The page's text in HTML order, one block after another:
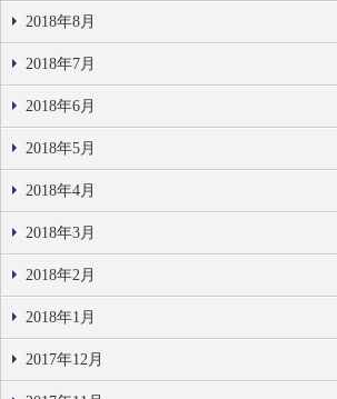
2018年8月
2018年7月
2018年6月
2018年5月
2018年4月
2018年3月
2018年2月
2018年1月
2017年12月